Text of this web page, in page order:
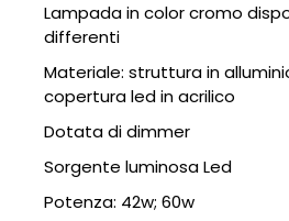
Lampada in color cromo
differenti
Materiale: struttura in
copertura led in acrilico
Dotata di dimmer
Sorgente luminosa Led
Potenza: 42w; 60w